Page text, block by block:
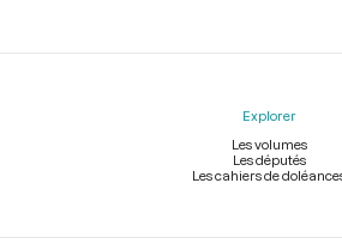
Explorer
Les volumes
Les députés
Les cahiers de